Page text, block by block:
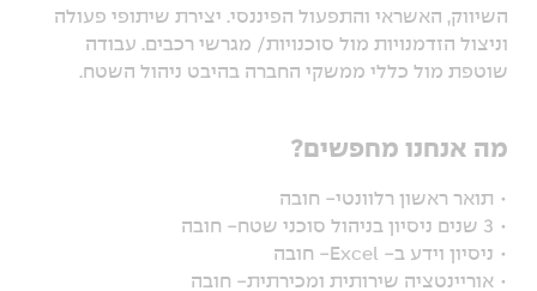
השיווק, האשראי והתפעול הפיננסי. יצירת שיתופי פעולה
וניצול הזדמנויות מול סוכנויות/ מגרשי רכבים. עבודה
שוטפת מול כללי ממשקי החברה בהיבט ניהול השטח.
מה אנחנו מחפשים?
• תואר ראשון רלוונטי- חובה
• 3 שנים ניסיון בניהול סוכני שטח- חובה
• ניסיון וידע ב- Excel- חובה
• אוריינטציה שירותית ומכירתית- חובה